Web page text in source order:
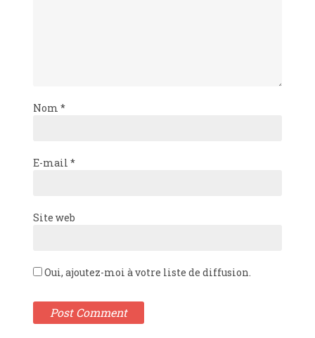
Nom *
E-mail *
Site web
Oui, ajoutez-moi à votre liste de diffusion.